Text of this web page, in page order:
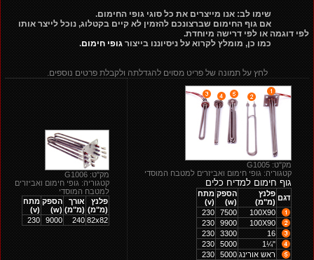
שימו לב: אנו מייצרים את כל סוגי גופי החימום.
אם גוף החימום שברצונכם להזמין לא קיים בקטלוג, נוכל לייצר אותו
לפי דוגמה או לפי דרישה מיוחדת.
כמו כן, מומלץ לקרוא על ניסיוננו בייצור גופי חימום.
לחץ על תמונה של פריט מסוים להגדלתה ולקבלת פרטים נוספים.
מק"ט: G1005
קטגוריה: גופי חימום ואביזרים למטבח המוסדי
גוף חימום למדיח כלים
דגם פלנץ
(מ"מ)
הספק
(w)
מתח
(v)
100X90
7500
230
100X90
9900
230
16
3300
230
"¼1
5000
230
ראש אורינג 5000
230
מק"ט: G1006
קטגוריה: גופי חימום ואביזרים
למטבח המוסדי
פלנץ
(מ"מ)
אורך
(מ"מ)
הספק
(w)
מתח
(v)
82x82
240
9000
230